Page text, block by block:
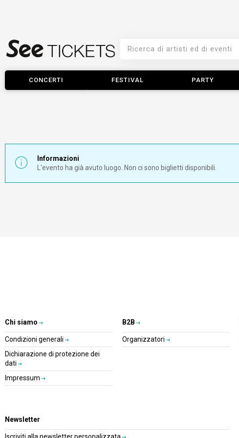
CONCERTI FESTIVAL PARTY
Informazioni
L'evento ha già avuto luogo. Non ci sono biglietti disponibili.
Chi siamo
Condizioni generali
Dichiarazione di protezione dei
dati
Impressum
B2B
Organizzatori
Newsletter